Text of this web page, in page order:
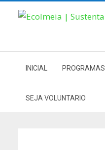
INICIAL PROGRAMAS
SEJA VOLUNTARIO